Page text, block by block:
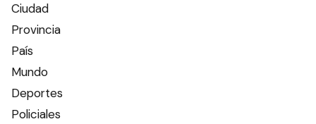
Ciudad
Provincia
País
Mundo
Deportes
Policiales